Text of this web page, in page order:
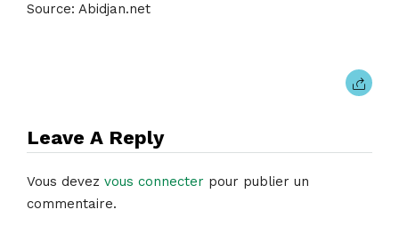
Source: Abidjan.net
Leave A Reply
Vous devez vous connecter pour publier un
commentaire.